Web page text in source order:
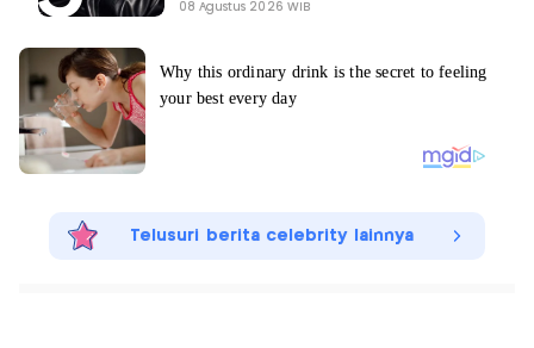
08 Agustus 2026 WIB
Telusuri berita celebrity lainnya